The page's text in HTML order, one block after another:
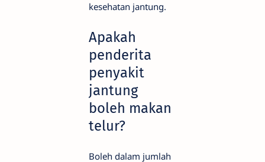
kesehatan jantung.
Apakah
penderita
penyakit
jantung
boleh makan
telur?
Boleh dalam jumlah